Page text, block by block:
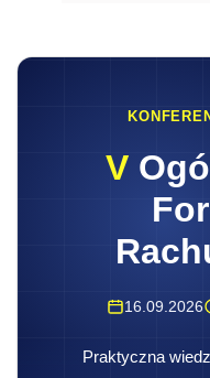
V
16.09.2026
Praktyczna